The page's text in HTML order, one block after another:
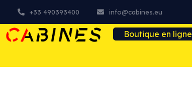
+33 490393400 info@cabines.eu
Boutique en ligne